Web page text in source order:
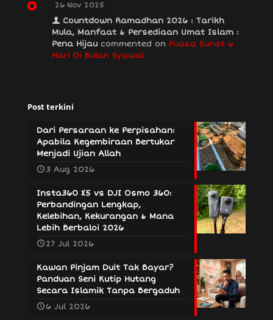
26 Nov 2025
Countdown Ramadhan 2026 : Tarikh
Mula, Manfaat & Persediaan Umat Islam :
Pena Hijau commented on Puasa Sunat 6
Hari Di Bulan Syawal
Post terkini
Dari Persaraan ke Perpisahan:
Apabila Kegembiraan Bertukar
Menjadi Ujian Allah
3 Aug 2026
Insta360 X5 vs DJI Osmo 360:
Perbandingan Lengkap,
Kelebihan, Kekurangan & Mana
Lebih Berbaloi 2026
27 Jul 2026
Kawan Pinjam Duit Tak Bayar?
Panduan Seni Kutip Hutang
Secara Islamik Tanpa Bergaduh
6 Jul 2026